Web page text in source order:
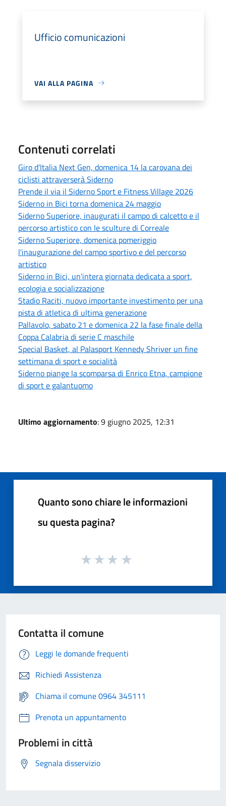
Ufficio comunicazioni
VAI ALLA PAGINA
Contenuti correlati
Giro d'Italia Next Gen, domenica 14 la carovana dei
ciclisti attraverserà Siderno
Prende il via il Siderno Sport e Fitness Village 2026
Siderno in Bici torna domenica 24 maggio
Siderno Superiore, inaugurati il campo di calcetto e il
percorso artistico con le sculture di Correale
Siderno Superiore, domenica pomeriggio
l'inaugurazione del campo sportivo e del percorso
artistico
Siderno in Bici, un'intera giornata dedicata a sport,
ecologia e socializzazione
Stadio Raciti, nuovo importante investimento per una
pista di atletica di ultima generazione
Pallavolo, sabato 21 e domenica 22 la fase finale della
Coppa Calabria di serie C maschile
Special Basket, al Palasport Kennedy Shriver un fine
settimana di sport e socialità
Siderno piange la scomparsa di Enrico Etna, campione
di sport e galantuomo
Ultimo aggiornamento: 9 giugno 2025, 12:31
Quanto sono chiare le informazioni
su questa pagina?
Contatta il comune
Leggi le domande frequenti
Richiedi Assistenza
Chiama il comune 0964 345111
Prenota un appuntamento
Problemi in città
Segnala disservizio